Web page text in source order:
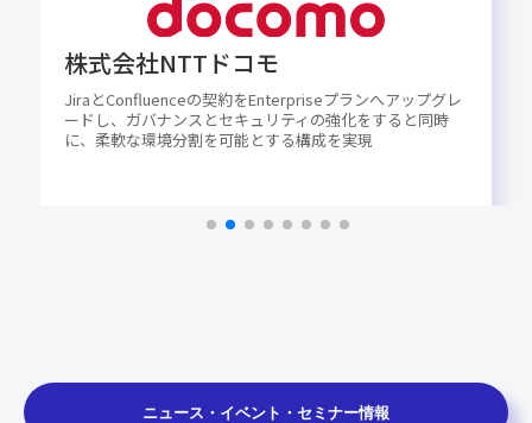
株式会社Speee
業務効率化と品質向上を実現する “Speee流” Trello活用術
エンタープライズプランの導入でよりセキュアに活用幅を
拡大
ニュース・イベント・セミナー情報